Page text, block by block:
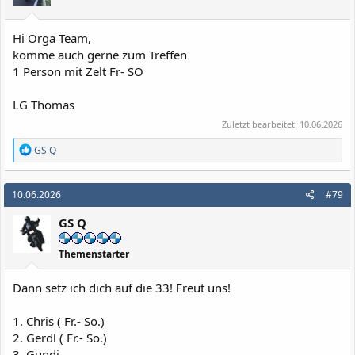
Hi Orga Team,
komme auch gerne zum Treffen
1 Person mit Zelt Fr- SO
LG Thomas
Zuletzt bearbeitet: 10.06.2026
R
e
a
k
t
o
n
e
n
GS Q
10.06.2026 #79
GS Q
Themenstarter
Dann setz ich dich auf die 33! Freut uns!
1. Chris ( Fr.- So.)
2. Gerdl ( Fr.- So.)